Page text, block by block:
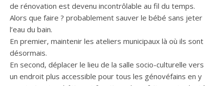
de rénovation est devenu incontrôlable au fil du temps.
Alors que faire ? probablement sauver le bébé sans jeter
l’eau du bain.
En premier, maintenir les ateliers municipaux là où ils sont
désormais.
En second, déplacer le lieu de la salle socio-culturelle vers
un endroit plus accessible pour tous les génovéfains en y